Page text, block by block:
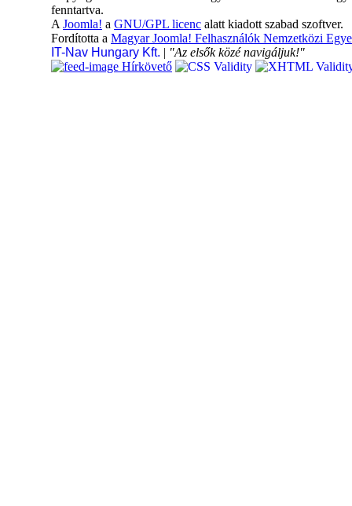
fenntartva.
A Joomla! a GNU/GPL licenc alatt kiadott szabad szoftver.
Fordította a Magyar Joomla! Felhasználók Nemzetközi
IT-Nav Hungary Kft. | "Az elsők közé navigáljuk!"
Hírkövető